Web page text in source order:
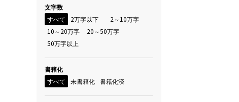
文字数
すべて
2万字以下
2～10万字
10～20万字
20～50万字
50万字以上
書籍化
すべて
未書籍化 書籍化済